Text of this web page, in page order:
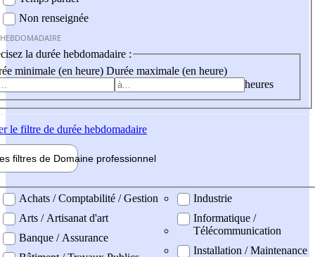
Non renseignée
la durée hebdomadaire :
minimale (en heure) Durée maximale (en heure)
heures
le filtre de durée hebdomadaire
filtres de Domaine professionnel
professionel
Achats / Comptabilité / Gestion
Arts / Artisanat d'art
Banque / Assurance
Industrie
Informatique /
Télécommunication
Installation / Maintenance